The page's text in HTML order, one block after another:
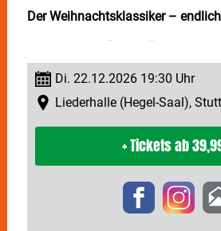
Der Weihnachtsklassiker –
DREI HASELNÜSSE FÜR
MUSICAL lässt die wohl größte
Wirklichkeit werden. Vom 22. bis
kann der Film-Klassiker und seine
Musik in der Stuttgarter
erlebt werden.
schönsten Momenten der
graue Wintertage und begleite
Di. 22.12.2026 19:30 Uhr
Liederhalle (Hegel-Saal),
+ Ticketsab